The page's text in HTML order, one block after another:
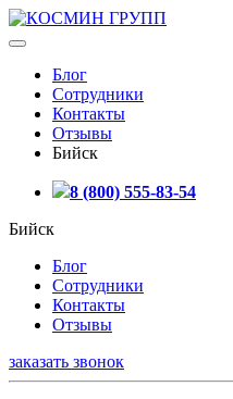
Блог
Сотрудники
Контакты
Отзывы
Бийск
8 (800) 555-83-54
Бийск
Блог
Сотрудники
Контакты
Отзывы
заказать звонок